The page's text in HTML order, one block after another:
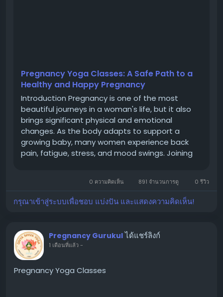
Pregnancy Yoga Classes: A Safe Path to a
Healthy and Happy Pregnancy
Introduction Pregnancy is one of the most
beautiful journeys in a woman's life, but it also
brings significant physical and emotional
changes. As the body adapts to support a
growing baby, many women experience back
pain, fatigue, stress, and mood swings. Joining
fitness, reduce stress, and prepare for...
0 ความคิดเห็น 891 จำนวนการดู 0 รีวิว
กรุณาเข้าสู่ระบบเพื่อชอบ แบ่งปัน และแสดงความคิดเห็น!
Pregnancy Gurukul ได้แชร์ลิงก์
1 เดือนที่แล้ว-
Pregnancy Yoga Classes